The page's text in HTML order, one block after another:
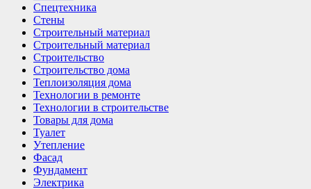
Спецтехника
Стены
Строительный материал
Строительный материал
Строительство
Строительство дома
Теплоизоляция дома
Технологии в ремонте
Технологии в строительстве
Товары для дома
Туалет
Утепление
Фасад
Фундамент
Электрика